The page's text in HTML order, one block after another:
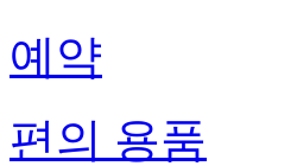
예약
편의 용품